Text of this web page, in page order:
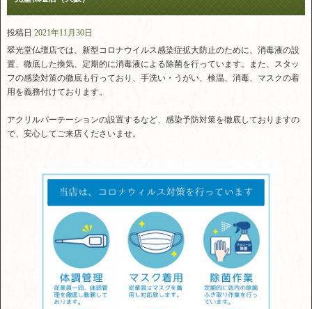
投稿日 2021年11月30日
翠光堂仏壇店では、新型コロナウイルス感染症拡大防止のために、消毒液の設
置、徹底した換気、定期的に消毒液による除菌を行っています。また、スタッ
フの感染対策の徹底も行っており、手洗い・うがい、検温、消毒、マスクの着
用を義務付けております。
アクリルパーテーションの設置するなど、感染予防対策を徹底しておりますの
で、安心してご来店くださいませ。